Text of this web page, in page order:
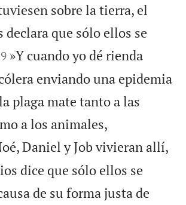
sobre la tierra, el
declara que sólo ellos se
»Y cuando yo dé rienda
enviando una epidemia
plaga mate tanto a las
a los animales,
Daniel y Job vivieran allí,
dice que sólo ellos se
de su forma justa de